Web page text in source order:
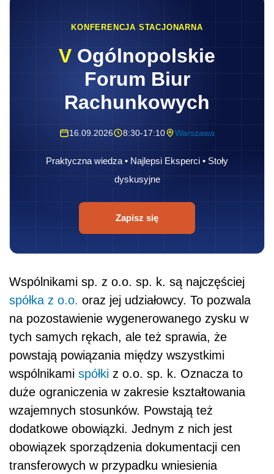
KONFERENCJA STACJONARNA
V Ogólnopolskie
Forum Biur
Rachunkowych
16.09.2026 8:30-17:10 Warszawa
Praktyczna wiedza • Najlepsi Eksperci • Stoły
dyskusyjne
Zapisz się
Wspólnikami sp. z o.o. sp. k. są najczęściej
spółka z o.o. oraz jej udziałowcy. To pozwala
na pozostawienie wygenerowanego zysku w
tych samych rękach, ale też sprawia, że
powstają powiązania między wszystkimi
wspólnikami spółki z o.o. sp. k. Oznacza to
duże ograniczenia w zakresie kształtowania
wzajemnych stosunków. Powstają też
dodatkowe obowiązki. Jednym z nich jest
obowiązek sporządzenia dokumentacji cen
transferowych w przypadku wniesienia